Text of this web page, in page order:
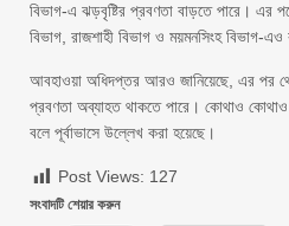
বিভাগ-এ ঝড়বৃষ্টির প্রবণতা বাড়তে পারে। এর
বিভাগ, রাজশাহী বিভাগ ও ময়মনসিংহ বিভাগ-এও
আবহাওয়া অধিদপ্তর আরও জানিয়েছে, এর পর
প্রবণতা অব্যাহত থাকতে পারে। কোথাও কোথাও
বলে পূর্বাভাসে উল্লেখ করা হয়েছে।
Post Views: 127
সংবাদটি শেয়ার করুন